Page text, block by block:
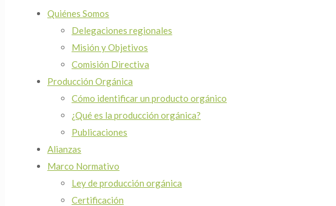
Quiénes Somos
Delegaciones regionales
Misión y Objetivos
Comisión Directiva
Producción Orgánica
Cómo identificar un producto orgánico
¿Qué es la producción orgánica?
Publicaciones
Alianzas
Marco Normativo
Ley de producción orgánica
Certificación